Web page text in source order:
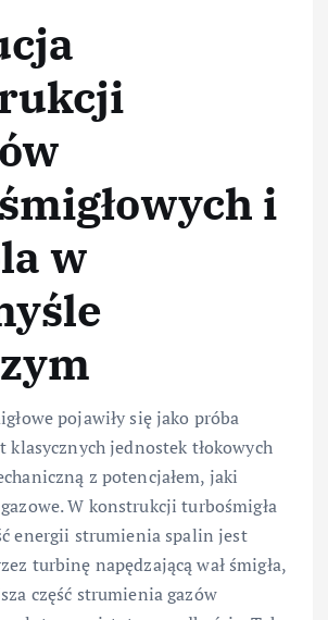
i
w
pojawiły się jako próba
klasycznych jednostek tłokowych
z potencjałem, jaki
W konstrukcji turbośmigła
energii strumienia spalin jest
turbinę napędzającą wał śmigła,
część strumienia gazów